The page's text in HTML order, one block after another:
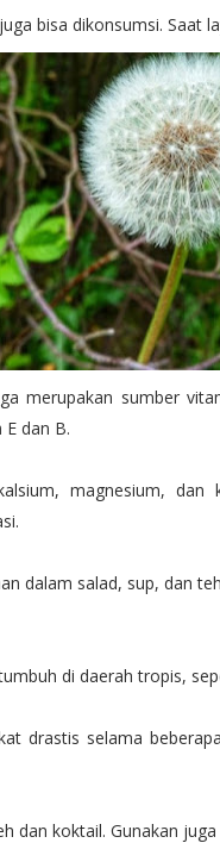
bisa dikonsumsi. Saat
merupakan sumber
dan B.
magnesium,
dalam salad, sup, dan
di daerah tropis,
drastis selama
dan koktail. Gunakan